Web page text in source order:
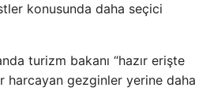
konusunda daha seçici
turizm bakanı “hazır erişte
harcayan gezginler yerine daha